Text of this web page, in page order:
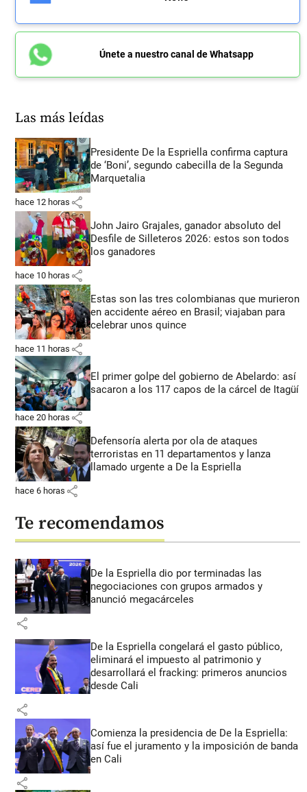
Únete a nuestro canal de Whatsapp
Las más leídas
Presidente De la Espriella confirma captura
de ‘Boni’, segundo cabecilla de la Segunda
Marquetalia
hace 12 horas share
John Jairo Grajales, ganador absoluto del
Desfile de Silleteros 2026: estos son todos
los ganadores
hace 10 horas share
Estas son las tres colombianas que murieron
en accidente aéreo en Brasil; viajaban para
celebrar unos quince
hace 11 horas share
El primer golpe del gobierno de Abelardo: así
sacaron a los 117 capos de la cárcel de Itagüí
hace 20 horas share
Defensoría alerta por ola de ataques
terroristas en 11 departamentos y lanza
llamado urgente a De la Espriella
hace 6 horas share
Te recomendamos
De la Espriella dio por terminadas las
negociaciones con grupos armados y
anunció megacárceles
share
De la Espriella congelará el gasto público,
eliminará el impuesto al patrimonio y
desarrollará el fracking: primeros anuncios
desde Cali
share
Comienza la presidencia de De la Espriella:
así fue el juramento y la imposición de banda
en Cali
share